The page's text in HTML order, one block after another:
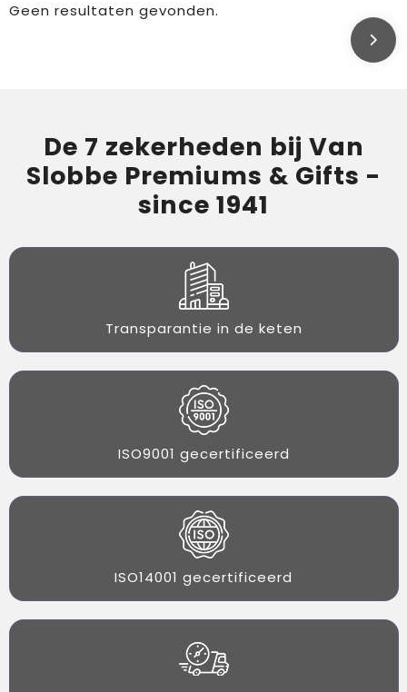
Geen resultaten gevonden.
De 7 zekerheden bij Van
Slobbe Premiums & Gifts -
since 1941
Transparantie in de keten
ISO9001 gecertificeerd
ISO14001 gecertificeerd